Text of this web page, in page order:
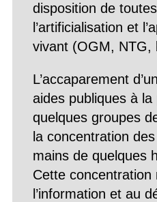
disposition de
l’artificialisation et
vivant (OGM, NTG,
L’accaparement
aides publiques à
quelques groupes
la concentration
mains de quelques
Cette concentration
l’information et au